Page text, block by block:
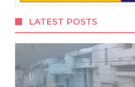
LATEST POSTS